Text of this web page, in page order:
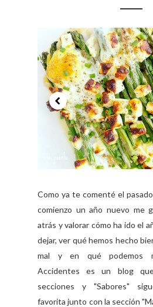
Como ya te comenté el
comienzo un año nuevo me
atrás y valorar cómo ha ido el
dejar, ver qué hemos hecho
mal y en qué podemos
Accidentes es un blog
secciones y "Sabores"
favorita junto con la sección